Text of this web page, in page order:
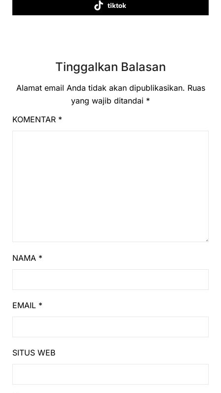
tiktok
Tinggalkan Balasan
Alamat email Anda tidak akan dipublikasikan. Ruas
yang wajib ditandai *
KOMENTAR *
NAMA *
EMAIL *
SITUS WEB